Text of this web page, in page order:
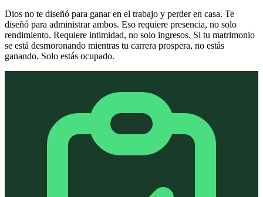
Dios no te diseñó para ganar en el trabajo y perder en casa. Te
diseñó para administrar ambos. Eso requiere presencia, no solo
rendimiento. Requiere intimidad, no solo ingresos. Si tu matrimonio
se está desmoronando mientras tu carrera prospera, no estás
ganando. Solo estás ocupado.